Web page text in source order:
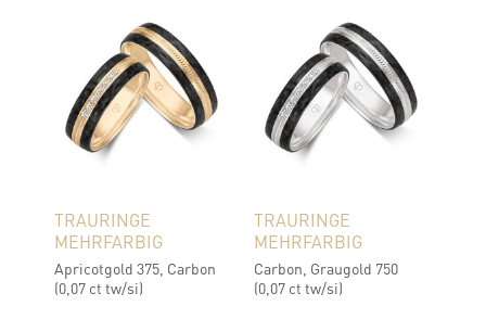
TRAURINGE
MEHRFARBIG
Apricotgold 375, Carbon
(0,07 ct tw/si)
TRAURINGE
MEHRFARBIG
Carbon, Graugold 750
(0,07 ct tw/si)